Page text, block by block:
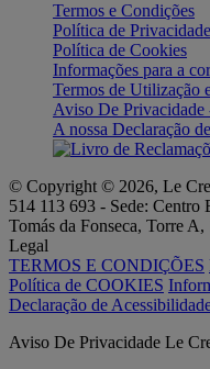
Termos e Condições
Política de Privacidade
Política de Cookies
Informações para a
Termos de Utilização
Aviso De
A nossa Declaração
© Copyright © 2026, Le
514 113 693 - Sede: Centro
Tomás da Fonseca, Torre
Legal
TERMOS E CONDIÇÕES
Política de COOKIES
Declaração de
Aviso De Privacidade Le